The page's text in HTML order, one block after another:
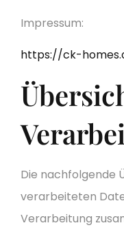
Impressum:
https://ck-
Die nachfolgende
verarbeiteten
Verarbeitung